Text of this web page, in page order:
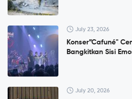
July 23, 2026
Konser”Cafuné"
Bangkitkan Sisi
July 20, 2026